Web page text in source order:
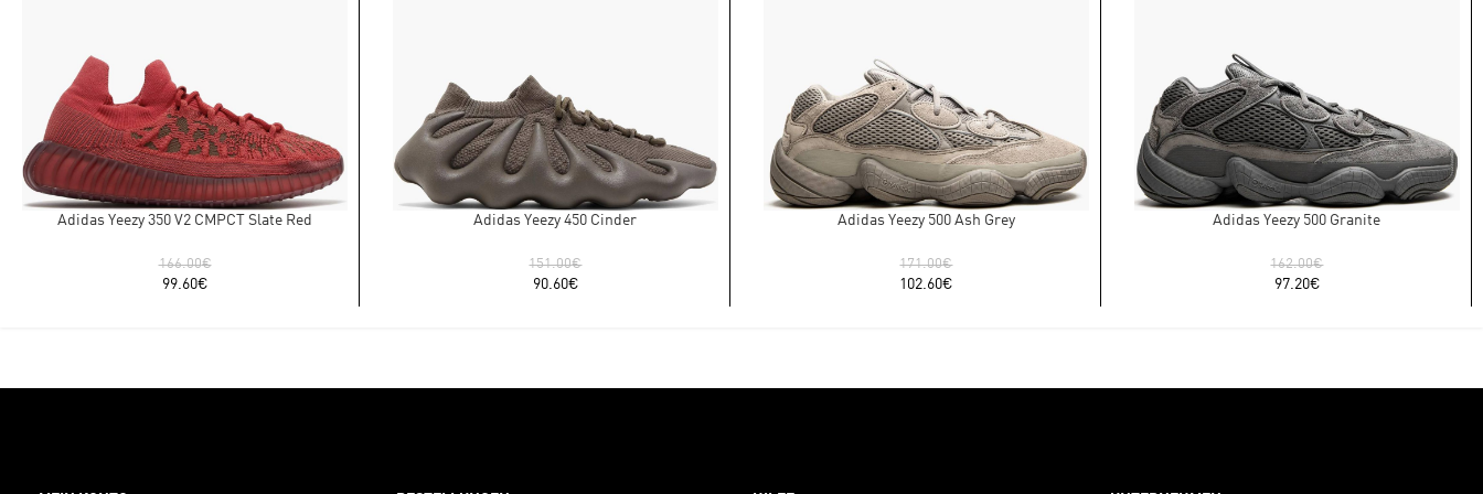
Adidas Yeezy 350 V2 CMPCT Slate Red
166.00€
99.60€
Adidas Yeezy 450 Cinder
151.00€
90.60€
Adidas Yeezy 500 Ash Grey
171.00€
102.60€
Adidas Yeezy 500 Granite
162.00€
97.20€